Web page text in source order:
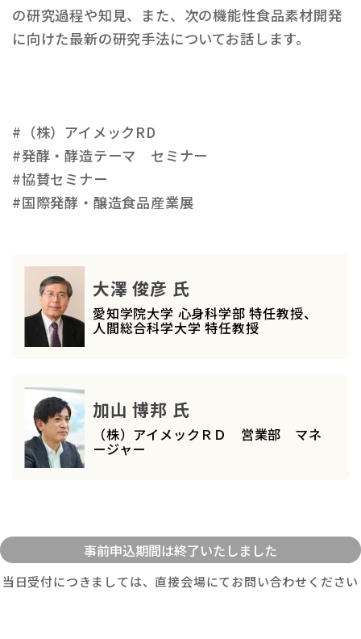
の研究過程や知見、また、次の機能性食品素材開発
に向けた最新の研究手法についてお話します。
#（株）アイメックRD
#発酵・酵造テーマ セミナー
#協賛セミナー
#国際発酵・醸造食品産業展
大澤 俊彦 氏
愛知学院大学 心身科学部 特任教授、
人間総合科学大学 特任教授
加山 博邦 氏
（株）アイメックＲＤ 営業部 マネ
ージャー
当日受付につきましては、直接会場にてお問い合わせください